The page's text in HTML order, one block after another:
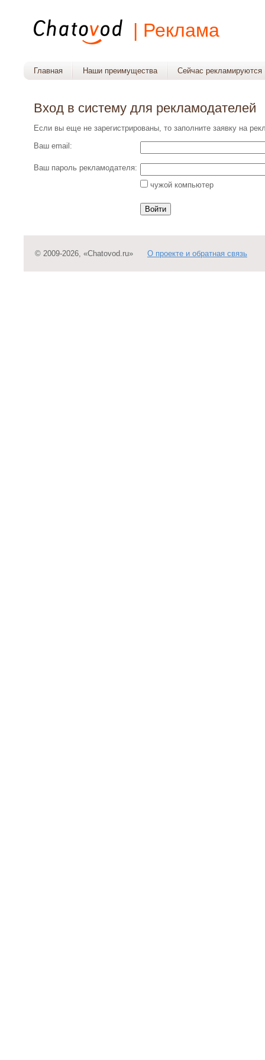
| Реклама
Главная Наши преимущества Сейчас рекламируются
Вход в систему для рекламодателей
Если вы еще не зарегистрированы, то заполните заявку на
Ваш email:
Ваш пароль рекламодателя:
чужой компьютер
© 2009-2026, «Chatovod.ru» О проекте и обратная связь